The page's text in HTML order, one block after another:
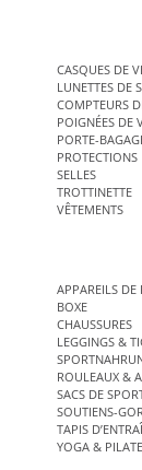
CASQUES DE
LUNETTES DE
COMPTEURS
POIGNÉES DE
PORTE-
PROTECTIONS
SELLES
TROTTINETTE
VÊTEMENTS
APPAREILS DE
BOXE
CHAUSSURES
LEGGINGS &
ROULEAUX &
SACS DE
SOUTIENS-
TAPIS
YOGA &